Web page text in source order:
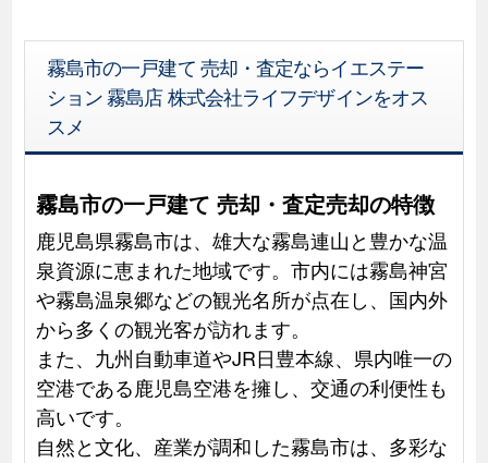
霧島市の一戸建て 売却・査定ならイエステー
ション 霧島店 株式会社ライフデザインをオス
スメ
霧島市の一戸建て 売却・査定売却の特徴
鹿児島県霧島市は、雄大な霧島連山と豊かな温
泉資源に恵まれた地域です。市内には霧島神宮
や霧島温泉郷などの観光名所が点在し、国内外
から多くの観光客が訪れます。
また、九州自動車道やJR日豊本線、県内唯一の
空港である鹿児島空港を擁し、交通の利便性も
高いです。
自然と文化、産業が調和した霧島市は、多彩な